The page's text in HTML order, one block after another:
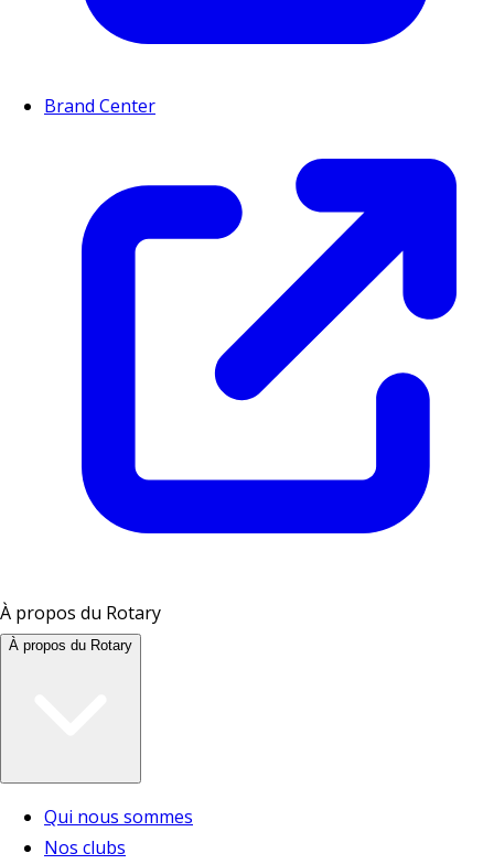
Brand Center
À propos du Rotary
À propos du Rotary
Qui nous sommes
Nos clubs